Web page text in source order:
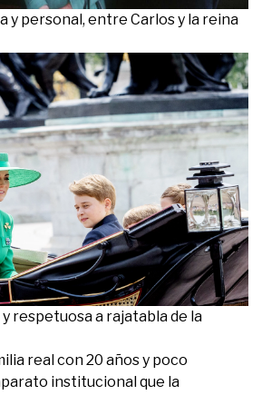
y personal, entre Carlos y la reina
respetuosa a rajatabla de la
real con 20 años y poco
institucional que la